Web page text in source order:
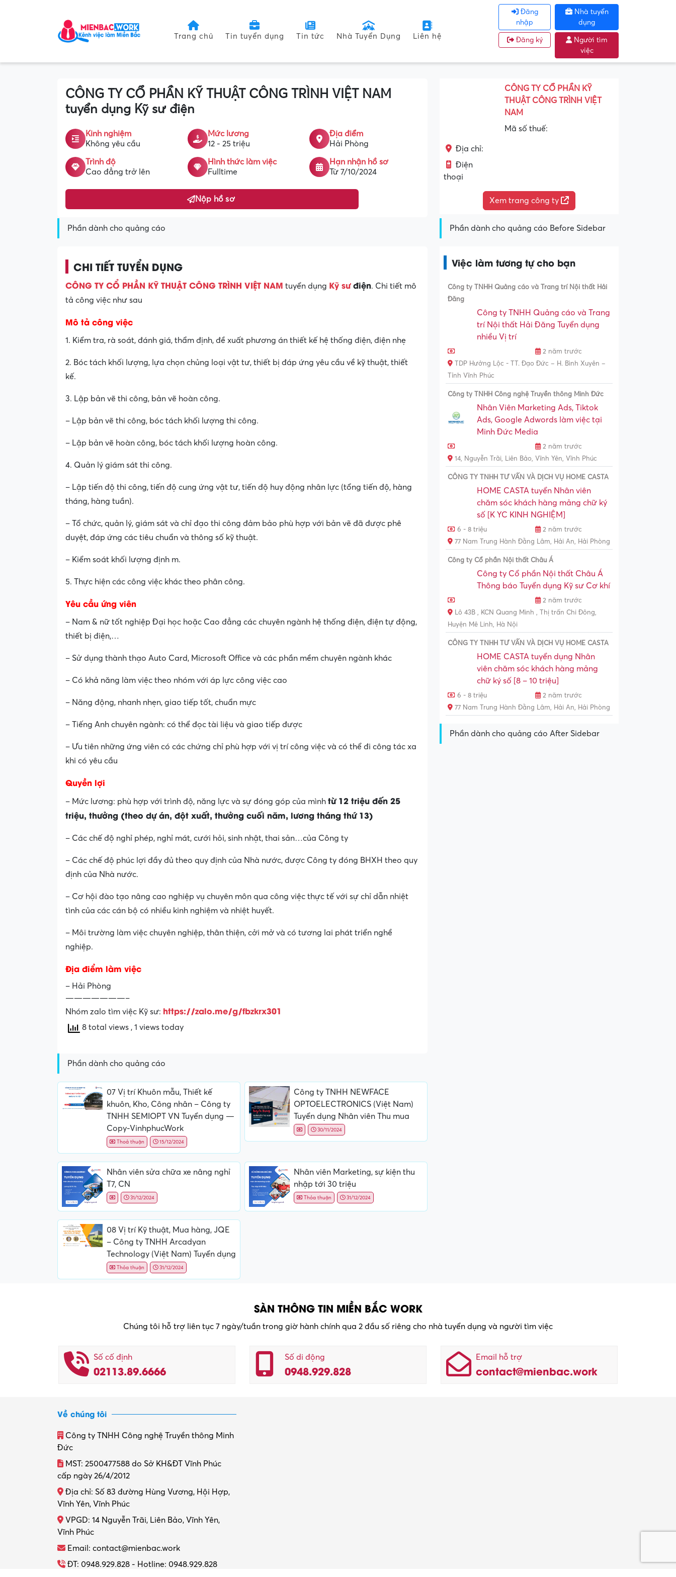
Trang chủ Tin tuyển dụng Tin tức Nhà Tuyển Dụng Liên hệ
Đăng
nhập
Đăng ký
Nhà tuyển
dụng
Người tìm
việc
CÔNG TY CỔ PHẦN KỸ THUẬT CÔNG TRÌNH VIỆT NAM
tuyển dụng Kỹ sư điện
Kinh nghiệm
Không yêu cầu
Mức lương
12 - 25 triệu
Địa điểm
Hải Phòng
Trình độ
Cao đẳng trở lên
Hình thức làm việc
Fulltime
Hạn nhận hồ sơ
Từ 7/10/2024
Nộp hồ sơ
CÔNG TY CỔ PHẦN KỸ
THUẬT CÔNG TRÌNH VIỆT
NAM
Mã số thuế:
Địa chỉ:
Điện
thoại
Xem trang công ty
Phần dành cho quảng cáo
CHI TIẾT TUYỂN DỤNG
CÔNG TY CỔ PHẦN KỸ THUẬT CÔNG TRÌNH VIỆT NAM tuyển dụng Kỹ sưđiện. Chi tiết mô
tả công việc như sau
Mô tả công việc
1. Kiểm tra, rà soát, đánh giá, thẩm định, đề xuất phương án thiết kế hệ thống điện, điện nhẹ
2. Bóc tách khối lượng, lựa chọn chủng loại vật tư, thiết bị đáp ứng yêu cầu về kỹ thuật, thiết
kế.
3. Lập bản vẽ thi công, bản vẽ hoàn công.
– Lập bản vẽ thi công, bóc tách khối lượng thi công.
– Lập bản vẽ hoàn công, bóc tách khối lượng hoàn công.
4. Quản lý giám sát thi công.
– Lập tiến độ thi công, tiến độ cung ứng vật tư, tiến độ huy động nhân lực (tổng tiến độ, hàng
tháng, hàng tuần).
– Tổ chức, quản lý, giám sát và chỉ đạo thi công đảm bảo phù hợp với bản vẽ đã được phê
duyệt, đáp ứng các tiêu chuẩn và thông số kỹ thuật.
– Kiểm soát khối lượng định m.
5. Thực hiện các công việc khác theo phân công.
Yêu cầu ứng viên
– Nam & nữ tốt nghiệp Đại học hoặc Cao đẳng các chuyên ngành hệ thống điện, điện tự động,
thiết bị điện,…
– Sử dụng thành thạo Auto Card, Microsoft Office và các phần mềm chuyên ngành khác
– Có khả năng làm việc theo nhóm với áp lực công việc cao
– Năng động, nhanh nhẹn, giao tiếp tốt, chuẩn mực
– Tiếng Anh chuyên ngành: có thể đọc tài liệu và giao tiếp được
– Ưu tiên những ứng viên có các chứng chỉ phù hợp với vị trí công việc và có thể đi công tác xa
khi có yêu cầu
Quyền lợi
– Mức lương: phù hợp với trình độ, năng lực và sự đóng góp của mình từ 12 triệu đến 25
triệu, thưởng (theo dự án, đột xuất, thưởng cuối năm, lương tháng thứ 13)
– Các chế độ nghỉ phép, nghỉ mát, cưới hỏi, sinh nhật, thai sản…của Công ty
– Các chế độ phúc lợi đầy đủ theo quy định của Nhà nước, được Công ty đóng BHXH theo quy
định của Nhà nước.
– Cơ hội đào tạo nâng cao nghiệp vụ chuyên môn qua công việc thực tế với sự chỉ dẫn nhiệt
tình của các cán bộ có nhiều kinh nghiệm và nhiệt huyết.
– Môi trường làm việc chuyên nghiệp, thân thiện, cởi mở và có tương lai phát triển nghề
nghiệp.
Địa điểm làm việc
– Hải Phòng
———————–
Nhóm zalo tìm việc Kỹ sư: https://zalo.me/g/fbzkrx301
8 total views , 1 views today
Phần dành cho quảng cáo
07 Vị trí Khuôn mẫu, Thiết kế
khuôn, Kho, Công nhân – Công ty
TNHH SEMIOPT VN Tuyển dụng —
Copy-VinhphucWork
Thoả thuận 15/12/2024
Công ty TNHH NEWFACE
OPTOELECTRONICS (Việt Nam)
Tuyển dụng Nhân viên Thu mua
30/11/2024
Nhân viên sửa chữa xe nâng nghỉ
T7, CN
31/12/2024
Nhân viên Marketing, sự kiện thu
nhập tới 30 triệu
Thỏa thuận 31/12/2024
08 Vị trí Kỹ thuật, Mua hàng, JQE
– Công ty TNHH Arcadyan
Technology (Việt Nam) Tuyển dụng
Thỏa thuận 31/12/2024
Phần dành cho quảng cáo Before Sidebar
Việc làm tương tự cho bạn
Công ty TNHH Quảng cáo và Trang trí Nội thất Hải
Đăng
Công ty TNHH Quảng cáo và Trang
trí Nội thất Hải Đăng Tuyển dụng
nhiều Vị trí
2 năm trước
TDP Hưởng Lộc - TT. Đạo Đức – H. Bình Xuyên –
Tỉnh Vĩnh Phúc
Công ty TNHH Công nghệ Truyền thông Minh Đức
Nhân Viên Marketing Ads, Tiktok
Ads, Google Adwords làm việc tại
Minh Đức Media
2 năm trước
14, Nguyễn Trãi, Liên Bảo, Vĩnh Yên, Vĩnh Phúc
CÔNG TY TNHH TƯ VẤN VÀ DỊCH VỤ HOME CASTA
HOME CASTA tuyển Nhân viên
chăm sóc khách hàng mảng chữ ký
số [K YC KINH NGHIỆM]
6 - 8 triệu
2 năm trước
77 Nam Trung Hành Đằng Lâm, Hải An, Hải Phòng
Công ty Cổ phần Nội thất Châu Á
Công ty Cổ phần Nội thất Châu Á
Thông báo Tuyển dụng Kỹ sư Cơ khí
2 năm trước
Lô 43B , KCN Quang Minh , Thị trấn Chi Đông,
Huyện Mê Linh, Hà Nội
CÔNG TY TNHH TƯ VẤN VÀ DỊCH VỤ HOME CASTA
HOME CASTA tuyển dụng Nhân
viên chăm sóc khách hàng mảng
chữ ký số [8 – 10 triệu]
6 - 8 triệu
2 năm trước
77 Nam Trung Hành Đằng Lâm, Hải An, Hải Phòng
Phần dành cho quảng cáo After Sidebar
SÀN THÔNG TIN MIỀN BẮC WORK
Chúng tôi hỗ trợ liên tục 7 ngày/tuần trong giờ hành chính qua 2 đầu số riêng cho nhà tuyển dụng và người tìm việc
Số cố định
02113.89.6666
Số di động
0948.929.828
Email hỗ trợ
contact@mienbac.work
Về chúng tôi
Công ty TNHH Công nghệ Truyền thông Minh
Đức
MST: 2500477588 do Sở KH&ĐT Vĩnh Phúc
cấp ngày 26/4/2012
Địa chỉ: Số 83 đường Hùng Vương, Hội Hợp,
Vĩnh Yên, Vĩnh Phúc
VPGD: 14 Nguyễn Trãi, Liên Bảo, Vĩnh Yên,
Vĩnh Phúc
Email: contact@mienbac.work
ĐT: 0948.929.828 - Hotline: 0948.929.828